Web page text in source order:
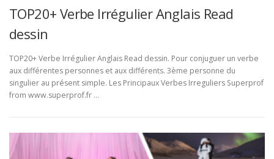
TOP20+ Verbe Irrégulier Anglais Read
dessin
TOP20+ Verbe Irrégulier Anglais Read dessin. Pour conjuguer un verbe
aux différentes personnes et aux différents. 3ème personne du
singulier au présent simple. Les Principaux Verbes Irreguliers Superprof
from www.superprof.fr …